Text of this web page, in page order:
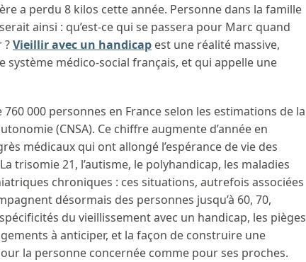
a perdu 8 kilos cette année. Personne dans la famille
ainsi : qu’est-ce qui se passera pour Marc quand
?Vieillir avec un handicap est une réalité massive,
système médico-social français, et qui appelle une
000 personnes en France selon les estimations de la
(CNSA). Ce chiffre augmente d’année en
médicaux qui ont allongé l’espérance de vie des
trisomie 21, l’autisme, le polyhandicap, les maladies
chroniques : ces situations, autrefois associées
désormais des personnes jusqu’à 60, 70,
du vieillissement avec un handicap, les pièges
à anticiper, et la façon de construire une
la personne concernée comme pour ses proches.